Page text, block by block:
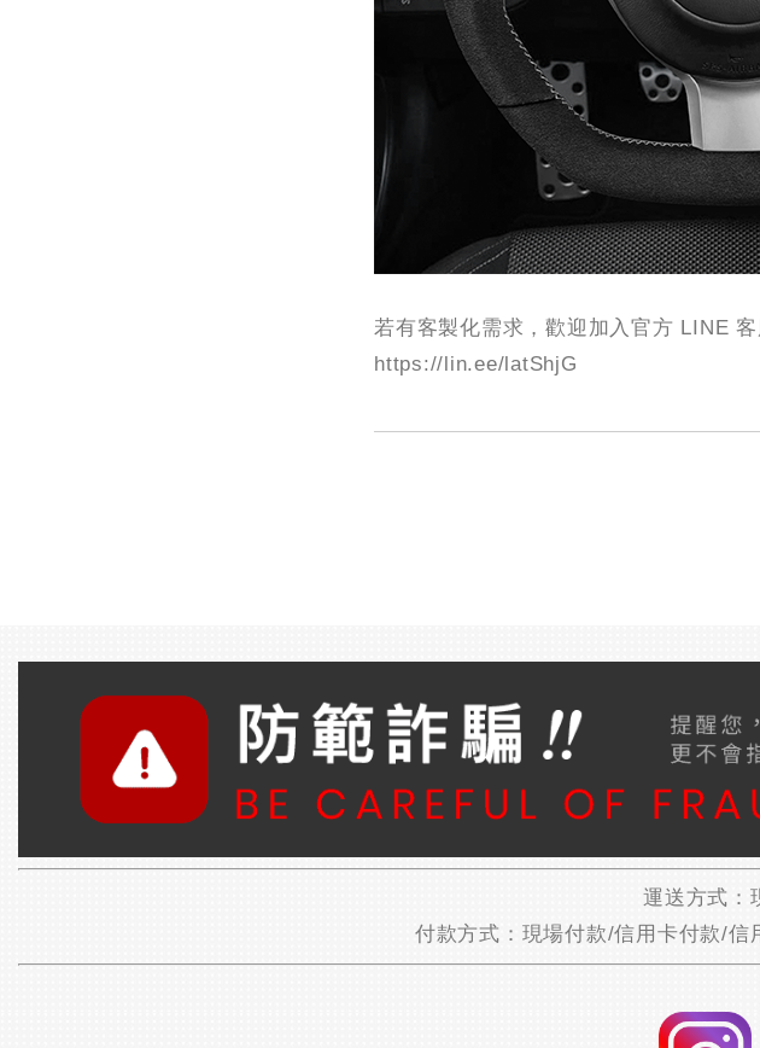
若有客製化需求，歡迎加入官方 LINE 客
https://lin.ee/latShjG
運送方式：
付款方式：現場付款/信用卡付款/